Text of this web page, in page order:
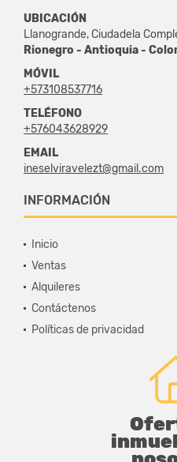
UBICACIÓN
Llanogrande, Ciudadela
Rionegro - Antioquia -
MÓVIL
+573108537716
TELÉFONO
+576043628929
EMAIL
ineselviravelezt@gmail.com
INFORMACIÓN
Inicio
Ventas
Alquileres
Contáctenos
Políticas de privacidad